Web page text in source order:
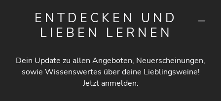
ENTDECKEN UND
LIEBEN LERNEN
Dein Update zu allen Angeboten, Neuerscheinungen,
sowie Wissenswertes über deine Lieblingsweine!
Jetzt anmelden: